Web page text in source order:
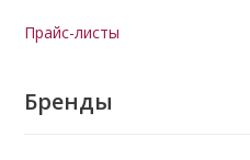
Прайс-листы
Бренды